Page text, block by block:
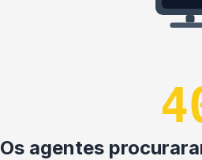
Os agentes